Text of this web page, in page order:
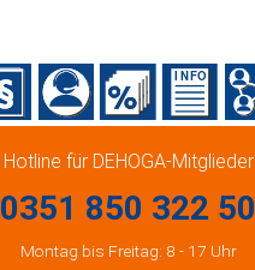
Hotline für DEHOGA-Mitglieder
0351 850 322 50
Montag bis Freitag: 8 - 17 Uhr